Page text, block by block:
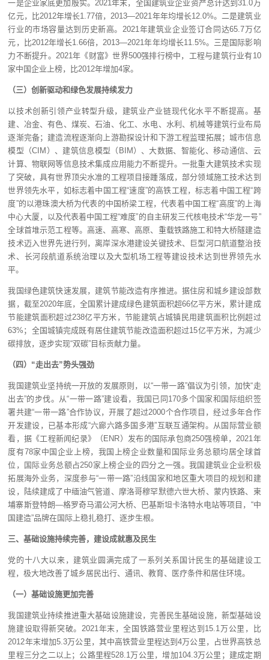
一是企业家底更加殷实。2021年末，全国建筑业企业资产总计达到31.0万
亿元，比2012年增长1.77倍，2013—2021年年均增长12.0%。二是建筑业
行业的市场容量达到历史新高。2021年建筑业企业签订合同达65.7万亿
元，比2012年增长1.66倍，2013—2021年年均增长11.5%。三是国际影响
力不断提升。2021年《财富》世界500强排行榜中，工程与建筑行业有10
家中国企业上榜，比2012年增加4家。
（三）创新驱动和绿色发展持续发力
以技术创新引领产业转型升级，建筑业产业链现代化水平不断提高。基
建、冶金、有色、煤炭、石油、化工、水电、水利、机械等建筑行业布局
逐渐完备；建造流程逐渐向上游勘探设计和下游工程监理拓展；城市信息
模型（CIM）、建筑信息模型（BIM）、大数据、智能化、移动通信、云
计算、物联网等信息技术集成应用能力不断提升。一批重大建筑技术实现
了突破，具有世界顶尖水准的工程项目接踵落成，部分领域施工技术达到
世界领先水平，如标志着中国工程“速度”的高铁工程，标志着中国工程“跨
度”的以港珠澳大桥为代表的中国桥梁工程，代表着中国工程“高度”的上海
中心大厦，以及代表着中国工程“难度”的自主研发三代核电技术“华龙一号”
全球首堆示范工程等。高速、高寒、高原、重载铁路施工和特大桥隧建造
技术迈入世界先进行列，离岸深水港建设关键技术、巨型河口航道整治技
术、长河段航道系统治理以及大型机场工程等建设技术达到世界领先水
平。
我国绿色建筑快速发展，建筑节能改造有序推进。据住房和城乡建设部数
据，截至2020年底，全国累计建成绿色建筑面积超66亿平方米，累计建成
节能建筑面积超过238亿平方米，节能建筑占城镇民用建筑面积比例超过
63%；全国城镇完成既有居住建筑节能改造面积超过15亿平方米，为减少
碳排放，逐步实现“双碳”目标贡献力量。
（四）“走出去”势头强劲
我国建筑业坚持统一开放的发展原则，以“一带一路”倡议为引领，加快“走
出去”的步伐。从“一带一路”建设看，我国已同170多个国家和国际组织签
署共建“一带一路”合作协议，开展了超过2000个合作项目，经过多年合作
开发建设，已基本形成“六廊六路多国多港”互联互通架构。从国际营业额
看，据《工程新闻纪录》（ENR）发布的国际承包商250强榜单，2021年
度有78家中国企业上榜，我国上榜企业数量和国际业务总额均居全球首
位，国际业务总额占250家上榜企业的四分之一强。我国建筑业企业积极
拓展海外业务，深度参与“一带一路”沿线国家和地区重大项目的规划和建
设，陆续建成了中缅油气管道、摩洛哥穆罕默德六世大桥、蒙内铁路、柬
埔寨斯登特朗—格罗奇马湄公河大桥、巴基斯坦卡洛特水电站等项目，“中
国建造”品牌在国际上稳扎稳打、逐步生根。
三、基础设施持续完善，建设成就惠及民生
党的十八大以来，建筑业圆满完成了一系列关系国计民生的基础建设工
程，极大地改善了城乡居民出行、通讯、教育、医疗条件和居住环境。
（一）基础设施更加完善
我国建筑业持续推进重大基础设施建设，完善民生基础设施，新型基础设
施建设取得新突破。2021年末，全国铁路营业里程达到15.1万公里，比
2012年末增加5.3万公里，其中高铁营业里程达到4万公里，占世界高铁总
里程三分之二以上；公路里程528.1万公里，增加104.3万公里；建成定期